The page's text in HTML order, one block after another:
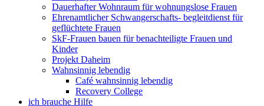
Dauerhafter Wohnraum für wohnungslose Frauen
Ehrenamtlicher Schwangerschafts- begleitdienst für
geflüchtete Frauen
SkF-Frauen bauen für benachteiligte Frauen und
Kinder
Projekt Daheim
Wahnsinnig lebendig
Café wahnsinnig lebendig
Recovery College
ich brauche Hilfe